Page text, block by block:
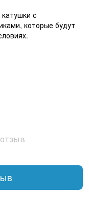
с
которые будут